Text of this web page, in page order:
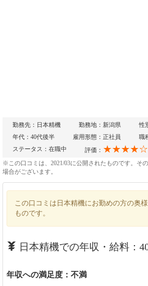
勤務先：日本精機 勤務地：新潟県
性
年代：40代後半
雇用形態：正社員
職
ステータス：在職中
評価： ★★★★☆
※この口コミは、2021/03に公開されたものです。そ
場合がございます。
この口コミは日本精機にお勤めの方の奥
ものです。
日本精機での年収・給料：
年収への満足度：不満